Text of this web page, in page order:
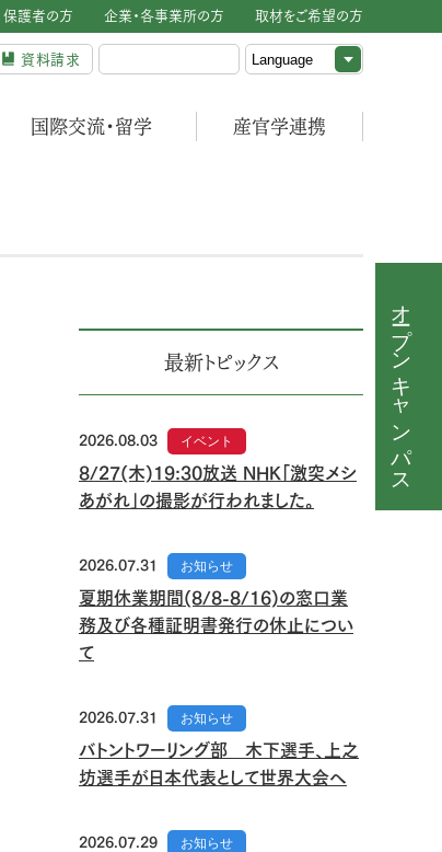
保護者の方 企業・各事業所の方 取材をご希望の方
国際交流・留学 産官学連携
資料請求
オープンキャンパス
最新トピックス
2026.08.03 イベント
8/27(木)19:30放送 NHK「激突メシ
あがれ」の撮影が行われました。
2026.07.31 お知らせ
夏期休業期間(8/8-8/16)の窓口業
務及び各種証明書発行の休止につい
て
2026.07.31 お知らせ
バトントワーリング部 木下選手、上之
坊選手が日本代表として世界大会へ
2026.07.29 お知らせ